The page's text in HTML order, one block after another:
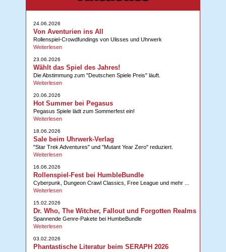
24.06.2026
Von Aventurien ins All
Rollenspiel-Crowdfundings von Ulisses und Uhrwerk
Weiterlesen
23.06.2026
Wählt das Spiel des Jahres!
Die Abstimmung zum "Deutschen Spiele Preis" läuft.
Weiterlesen
20.06.2026
Hot Summer bei Pegasus
Pegasus Spiele lädt zum Sommerfest ein!
Weiterlesen
18.06.2026
Sale beim Uhrwerk-Verlag
"Star Trek Adventures" und "Mutant Year Zero" reduziert.
Weiterlesen
16.06.2026
Rollenspiel-Fest bei HumbleBundle
Cyberpunk, Dungeon Crawl Classics, Free League und mehr ...
Weiterlesen
15.02.2026
Dr. Who, The Witcher, Fallout und Forgotten Realms
Spannende Genre-Pakete bei HumbeBundle
Weiterlesen
03.02.2026
Phantastische Literatur beim SERAPH 2026